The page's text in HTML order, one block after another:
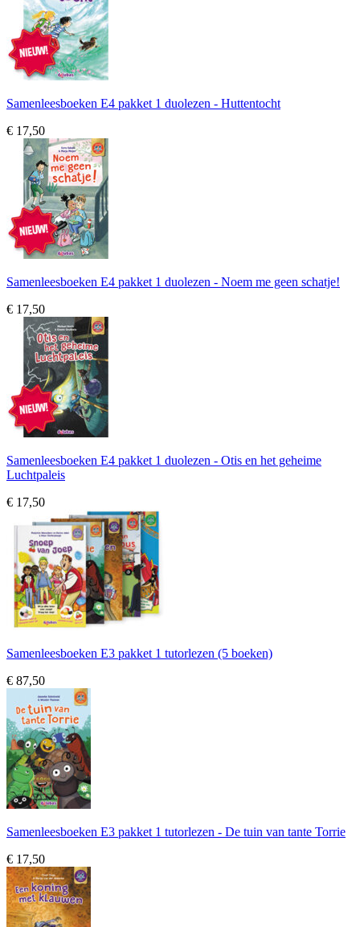
Samenleesboeken E4 pakket 1 duolezen - Huttentocht
€ 17,50
Samenleesboeken E4 pakket 1 duolezen - Noem me geen schatje!
€ 17,50
Samenleesboeken E4 pakket 1 duolezen - Otis en het geheime
Luchtpaleis
€ 17,50
Samenleesboeken E3 pakket 1 tutorlezen (5 boeken)
€ 87,50
Samenleesboeken E3 pakket 1 tutorlezen - De tuin van tante Torrie
€ 17,50